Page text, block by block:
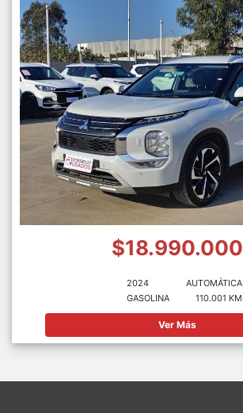
$18.990.000
2024
GASOLINA
AUTOMÁTICA
110.001 KM
Ver Más